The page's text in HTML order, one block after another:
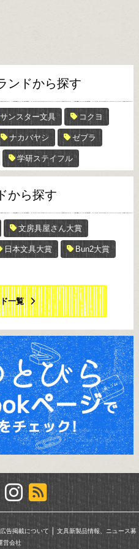
ンドから探す
サンスター文具 コクヨ
ナカバヤシ ゼブラ
学研ステイフル
から探す
文房具屋さん大賞
日本文具大賞 Bun2大賞
一覧
広告掲載について ｜ 文具新製品情報、ニュース募
営会社